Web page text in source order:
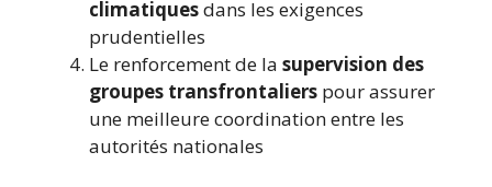
climatiquesdans les exigences
prudentielles
Le renforcement de la supervision des
groupes transfrontaliers pour assurer
une meilleure coordination entre les
autorités nationales